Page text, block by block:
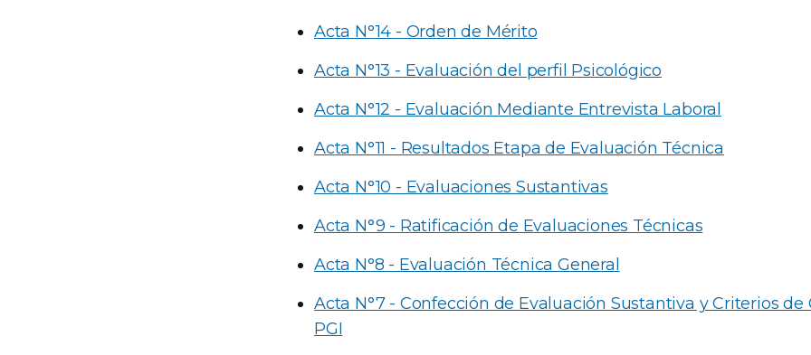
Acta N°14 - Orden de Mérito
Acta N°13 - Evaluación del perfil Psicológico
Acta N°12 - Evaluación Mediante Entrevista Laboral
Acta N°11 - Resultados Etapa de Evaluación Técnica
Acta N°10 - Evaluaciones Sustantivas
Acta N°9 - Ratificación de Evaluaciones Técnicas
Acta N°8 - Evaluación Técnica General
Acta N°7 - Confección de Evaluación Sustantiva y Criterios de
PGI